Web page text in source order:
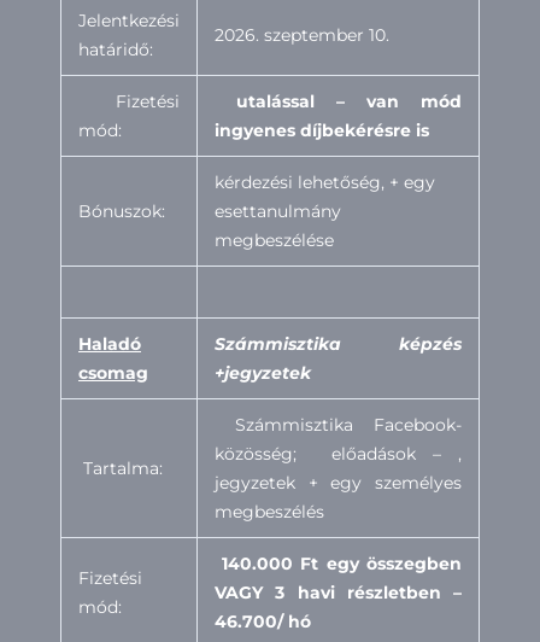
Jelentkezési
határidő:
2026. szeptember 10.
Fizetési
mód:
utalással – van mód
ingyenes díjbekérésre is
Bónuszok:
kérdezési lehetőség, + egy
esettanulmány
megbeszélése
Haladó
csomag
Számmisztika képzés
+jegyzetek
Tartalma:
Számmisztika Facebook-
közösség; előadások – ,
jegyzetek + egy személyes
megbeszélés
Fizetési
mód:
140.000 Ft egy összegben
VAGY 3 havi részletben –
46.700/ hó